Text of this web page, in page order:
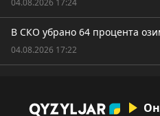
04.08.2026 17:24
В СКО убрано 64 процента
04.08.2026 17:22